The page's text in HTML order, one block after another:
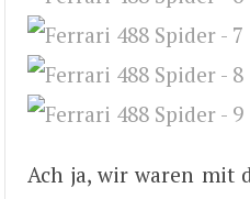
Ach ja, wir waren mit